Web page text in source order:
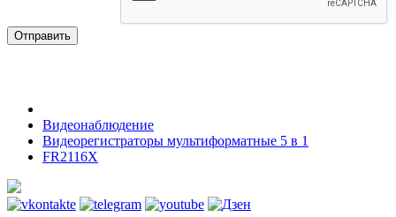
Отправить
Видеонаблюдение
Видеорегистраторы мультиформатные 5 в 1
FR2116X